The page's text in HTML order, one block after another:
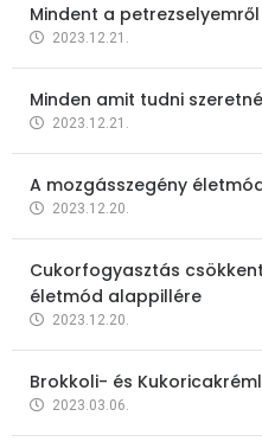
Mindent a petrezselyemről
2023.12.21.
Minden amit tudni
2023.12.21.
A mozgásszegény
2023.12.20.
Cukorfogyasztás
életmód alappillére
2023.12.20.
Brokkoli- és
2023.03.06.